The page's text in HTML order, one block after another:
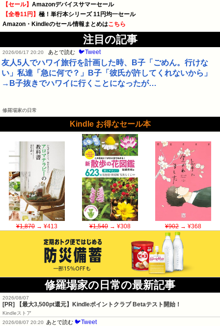
【セール】 Amazonデバイスサマーセール
【全巻11円】 極！単行本シリーズ 11円均一セール
Amazon・Kindleのセール情報まとめはこちら
注目の記事
2026/06/17 20:20 あとで読む 🐦Tweet
友人5人でハワイ旅行を計画した時、B子「ごめん。行けな
い」私達「急に何で？」B子「彼氏が許してくれないから」
→B子抜きでハワイに行くことになったが…
修羅場家の日常
Kindle お得なセール本
¥1,870→ ¥413 ¥1,540→ ¥308 ¥902→ ¥368
修羅場家の日常の最新記事
2026/08/07
[PR] 【最大3,500pt還元】Kindleポイントクラブ Betaテスト開始！
Kindleストア
2026/08/07 20:20
あとで読む 🐦Tweet